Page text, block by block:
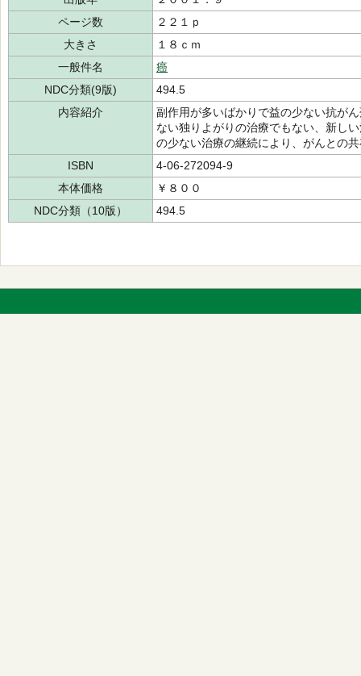
ページ数
２２１ｐ
大きさ
１８ｃｍ
一般件名
癌
NDC分類(9版)
494.5
内容紹介
副作用が多いばかりで益の少ない抗が
ない独りよがりの治療でもない、新し
の少ない治療の継続により、がんとの
ISBN
4-06-272094-9
本体価格
￥８００
NDC分類（10版）
494.5